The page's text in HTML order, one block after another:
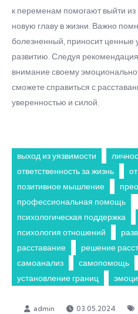
к переменам помогают выйти из
новую главу в жизни. Важно
болезненный, приносит ценные
развитию. Следуя
внимание своему
сможете справиться с
уверенностью и силой.
выход из уязвимости
ответственность за жизнь
позитивное мышление
профессиональная помощь
психологическая поддержка
психология отношений
расставание
решение
самоанализ
самопомощь
установление границ
03.05.2024